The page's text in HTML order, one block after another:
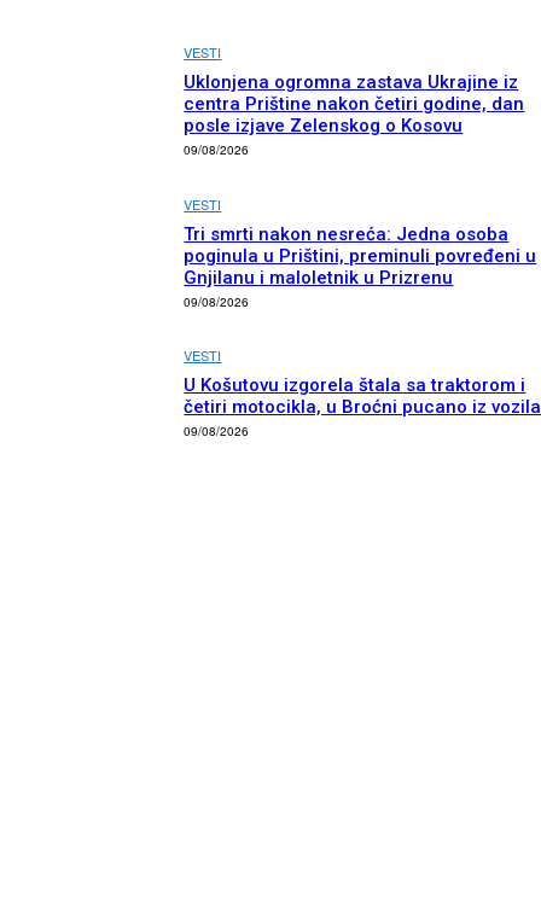
VESTI
Uklonjena ogromna zastava Ukrajine iz
centra Prištine nakon četiri godine, dan
posle izjave Zelenskog o Kosovu
09/08/2026
VESTI
Tri smrti nakon nesreća: Jedna osoba
poginula u Prištini, preminuli povređeni u
Gnjilanu i maloletnik u Prizrenu
09/08/2026
VESTI
U Košutovu izgorela štala sa traktorom i
četiri motocikla, u Broćni pucano iz vozila
09/08/2026